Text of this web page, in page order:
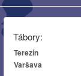
Tábory:
Terezín
Varšava